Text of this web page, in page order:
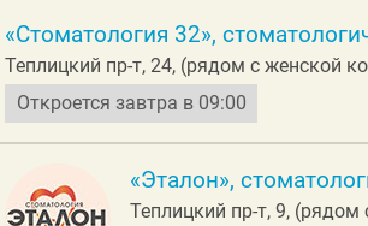
«Стоматология 32»,
Теплицкий пр-т, 24, (рядом с женской
Откроется завтра в 09:00
«Эталон»,
Теплицкий пр-т, 9,